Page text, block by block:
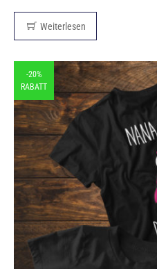
Weiterlesen
-20%
RABATT